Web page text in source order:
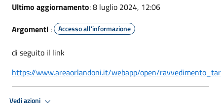
Ultimo aggiornamento: 8 luglio 2024, 12:06
Argomenti : Accesso all'informazione
di seguito il link
https://www.areaorlandoni.it/webapp/open/
Vedi azioni